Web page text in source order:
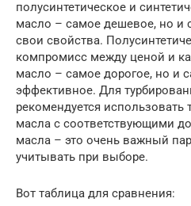
полусинтетическое и
масло – самое дешевое, но и
свои свойства.
компромисс между ценой и
масло – самое дорогое, но и
эффективное. Для
рекомендуется использовать
масла с соответствующими
масла – это очень важный
учитывать при выборе.
Вот таблица для сравнения: